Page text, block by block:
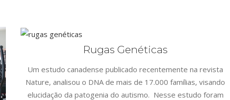
Rugas Genéticas
Um estudo canadense publicado recentemente na revista
Nature, analisou o DNA de mais de 17.000 famílias, visando
elucidação da patogenia do autismo. Nesse estudo foram